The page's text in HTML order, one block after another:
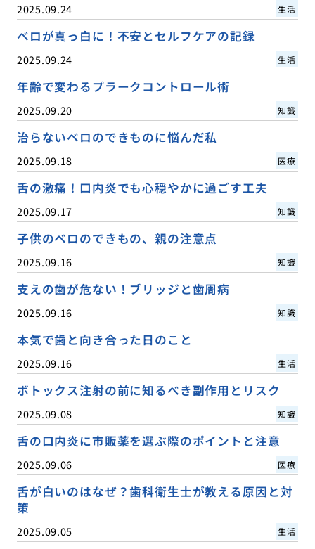
2025.09.24 生活
ベロが真っ白に！不安とセルフケアの記録
2025.09.24 生活
年齢で変わるプラークコントロール術
2025.09.20 知識
治らないベロのできものに悩んだ私
2025.09.18 医療
舌の激痛！口内炎でも心穏やかに過ごす工夫
2025.09.17 知識
子供のベロのできもの、親の注意点
2025.09.16 知識
支えの歯が危ない！ブリッジと歯周病
2025.09.16 知識
本気で歯と向き合った日のこと
2025.09.16 生活
ボトックス注射の前に知るべき副作用とリスク
2025.09.08 知識
舌の口内炎に市販薬を選ぶ際のポイントと注意
2025.09.06 医療
舌が白いのはなぜ？歯科衛生士が教える原因と対
策
2025.09.05 生活